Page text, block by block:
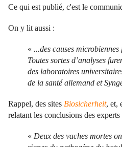
Ce qui est publié, c'est le
On y lit aussi :
« ...des causes
Toutes sortes d’analyses
des laboratoires
de la santé allemand et
Rappel, des sites Biosicherheit, et,
relatant les conclusions des experts
« Deux des vaches mortes